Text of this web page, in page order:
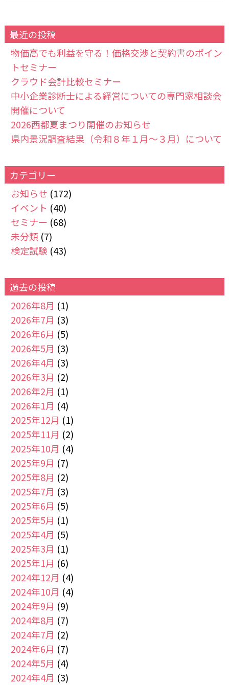
最近の投稿
物価高でも利益を守る！価格交渉と契約書のポイン
トセミナー
クラウド会計比較セミナー
中小企業診断士による経営についての専門家相談会
開催について
2026西都夏まつり開催のお知らせ
県内景況調査結果（令和８年１月～３月）について
カテゴリー
お知らせ (172)
イベント (40)
セミナー (68)
未分類 (7)
検定試験 (43)
過去の投稿
2026年8月 (1)
2026年7月 (3)
2026年6月 (5)
2026年5月 (3)
2026年4月 (3)
2026年3月 (2)
2026年2月 (1)
2026年1月 (4)
2025年12月 (1)
2025年11月 (2)
2025年10月 (4)
2025年9月 (7)
2025年8月 (2)
2025年7月 (3)
2025年6月 (5)
2025年5月 (1)
2025年4月 (5)
2025年3月 (1)
2025年1月 (6)
2024年12月 (4)
2024年10月 (4)
2024年9月 (9)
2024年8月 (7)
2024年7月 (2)
2024年6月 (7)
2024年5月 (4)
2024年4月 (3)